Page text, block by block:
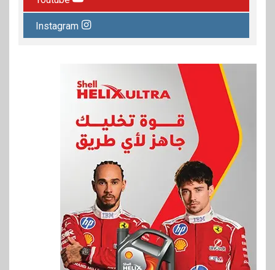
Instagram